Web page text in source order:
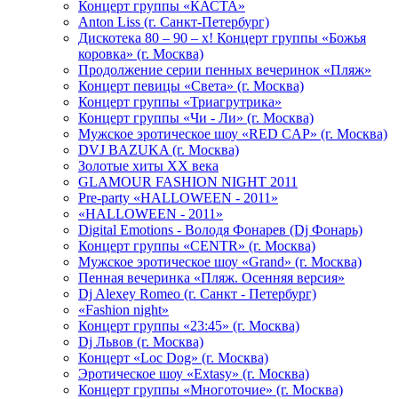
Концерт группы «КАСТА»
Anton Liss (г. Санкт-Петербург)
Дискотека 80 – 90 – х! Концерт группы «Божья
коровка» (г. Москва)
Продолжение серии пенных вечеринок «Пляж»
Концерт певицы «Света» (г. Москва)
Концерт группы «Триагрутрика»
Концерт группы «Чи - Ли» (г. Москва)
Мужское эротическое шоу «RED CAP» (г. Москва)
DVJ BAZUKA (г. Москва)
Золотые хиты XX века
GLAMOUR FASHION NIGHT 2011
Pre-party «HALLOWEEN - 2011»
«HALLOWEEN - 2011»
Digital Emotions - Володя Фонарев (Dj Фонарь)
Концерт группы «CENTR» (г. Москва)
Мужское эротическое шоу «Grand» (г. Москва)
Пенная вечеринка «Пляж. Осенняя версия»
Dj Alexey Romeo (г. Санкт - Петербург)
«Fashion night»
Концерт группы «23:45» (г. Москва)
Dj Львов (г. Москва)
Концерт «Loc Dog» (г. Москва)
Эротическое шоу «Extasy» (г. Москва)
Концерт группы «Многоточие» (г. Москва)